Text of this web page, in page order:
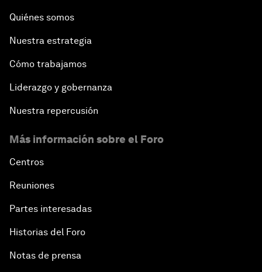
Quiénes somos
Nuestra estrategia
Cómo trabajamos
Liderazgo y gobernanza
Nuestra repercusión
Más información sobre el Foro
Centros
Reuniones
Partes interesadas
Historias del Foro
Notas de prensa